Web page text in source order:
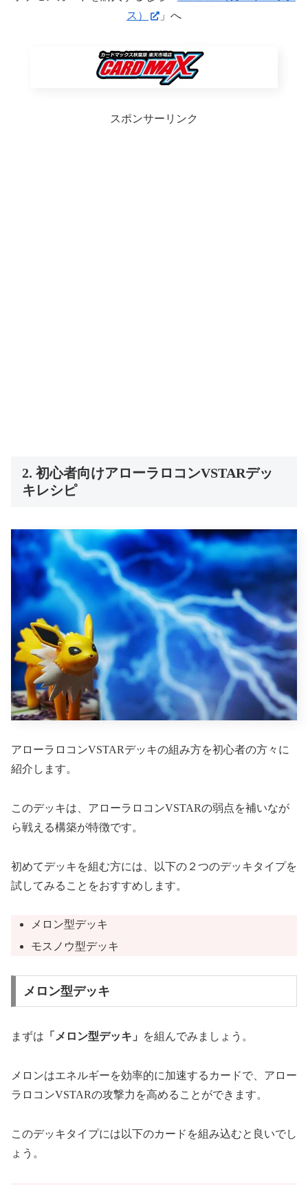
ス）
」へ
スポンサーリンク
2. 初心者向けアローラロコンVSTARデッ
キレシピ
アローラロコンVSTARデッキの組み方を初心者の方々に
紹介します。
このデッキは、アローラロコンVSTARの弱点を補いなが
ら戦える構築が特徴です。
初めてデッキを組む方には、以下の２つのデッキタイプを
試してみることをおすすめします。
メロン型デッキ
モスノウ型デッキ
メロン型デッキ
まずは 「メロン型デッキ」 を組んでみましょう。
メロンはエネルギーを効率的に加速するカードで、アロー
ラロコンVSTARの攻撃力を高めることができます。
このデッキタイプには以下のカードを組み込むと良いでし
ょう。